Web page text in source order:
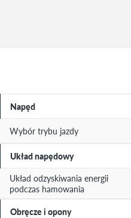
Napęd
Wybór trybu jazdy
Układ napędowy
Układ odzyskiwania energii
podczas hamowania
Obręcze i opony